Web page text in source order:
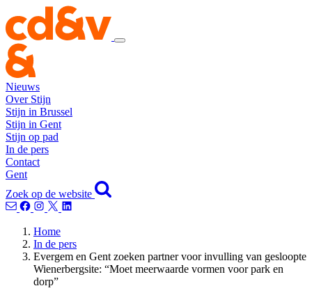
Nieuws
Over Stijn
Stijn in Brussel
Stijn in Gent
Stijn op pad
In de pers
Contact
Gent
Zoek op de website
Home
In de pers
Evergem en Gent zoeken partner voor invulling van gesloopte
Wienerbergsite: “Moet meerwaarde vormen voor park en
dorp”